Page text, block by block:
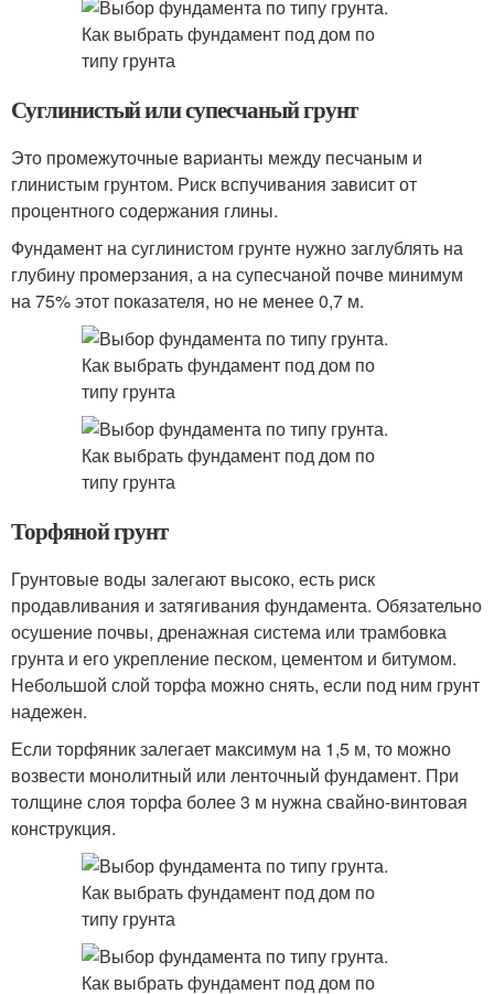
Суглинистый или супесчаный грунт
Это промежуточные варианты между песчаным и
глинистым грунтом. Риск вспучивания зависит от
процентного содержания глины.
Фундамент на суглинистом грунте нужно заглублять на
глубину промерзания, а на супесчаной почве минимум
на 75% этот показателя, но не менее 0,7 м.
Торфяной грунт
Грунтовые воды залегают высоко, есть риск
продавливания и затягивания фундамента. Обязательно
осушение почвы, дренажная система или трамбовка
грунта и его укрепление песком, цементом и битумом.
Небольшой слой торфа можно снять, если под ним грунт
надежен.
Если торфяник залегает максимум на 1,5 м, то можно
возвести монолитный или ленточный фундамент. При
толщине слоя торфа более 3 м нужна свайно-винтовая
конструкция.